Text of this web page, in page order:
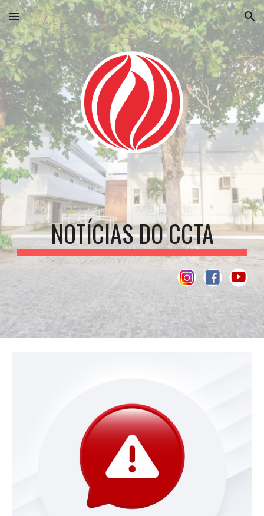
Skip to main content Skip to navigation
NOTÍCIAS DO CCTA